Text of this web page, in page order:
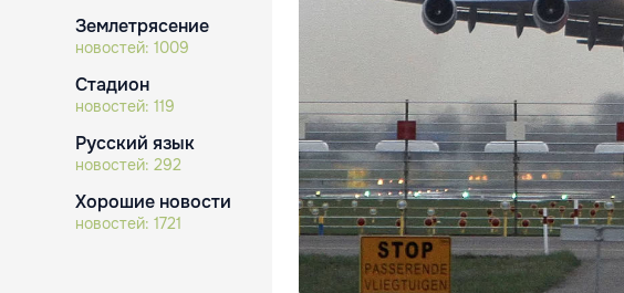
Землетрясение
новостей: 1009
Стадион
новостей: 119
Русский язык
новостей: 292
Хорошие новости
новостей: 1721